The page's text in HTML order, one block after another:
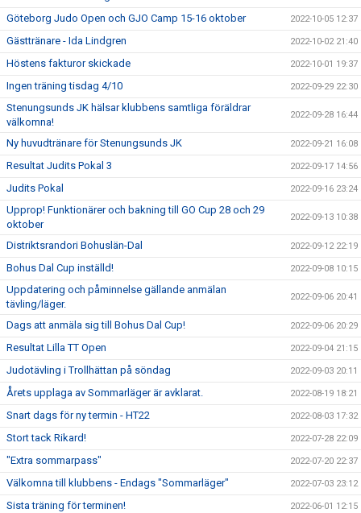
Göteborg Judo Open och GJO Camp 15-16 oktober 2022-10-05 12:37
Gästtränare - Ida Lindgren 2022-10-02 21:40
Höstens fakturor skickade 2022-10-01 19:37
Ingen träning tisdag 4/10 2022-09-29 22:30
Stenungsunds JK hälsar klubbens samtliga föräldrar
välkomna!
2022-09-28 16:44
Ny huvudtränare för Stenungsunds JK 2022-09-21 16:08
Resultat Judits Pokal 3 2022-09-17 14:56
Judits Pokal 2022-09-16 23:24
Upprop! Funktionärer och bakning till GO Cup 28 och 29
oktober
2022-09-13 10:38
Distriktsrandori Bohuslän-Dal 2022-09-12 22:19
Bohus Dal Cup inställd! 2022-09-08 10:15
Uppdatering och påminnelse gällande anmälan
tävling/läger.
2022-09-06 20:41
Dags att anmäla sig till Bohus Dal Cup! 2022-09-06 20:29
Resultat Lilla TT Open 2022-09-04 21:15
Judotävling i Trollhättan på söndag 2022-09-03 20:11
Årets upplaga av Sommarläger är avklarat. 2022-08-19 18:21
Snart dags för ny termin - HT22 2022-08-03 17:32
Stort tack Rikard! 2022-07-28 22:09
"Extra sommarpass" 2022-07-20 22:37
Välkomna till klubbens - Endags "Sommarläger" 2022-07-03 23:12
Sista träning för terminen! 2022-06-01 12:15